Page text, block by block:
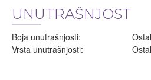
UNUTRAŠNJOST
Boja unutrašnjosti:
Vrsta unutrašnjosti: